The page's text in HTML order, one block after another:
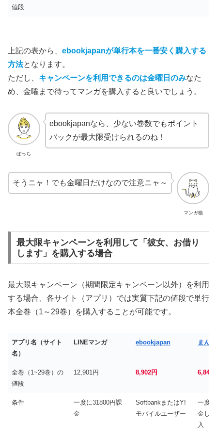
値段
上記の表から、 ebookjapanが単行本を一番安く購入する
方法となります。
ただし、 キャンペーンを利用できるのは金曜日のみなた
め、金曜まで待ってマンガを購入すると良いでしょう。
ぼっち
ebookjapanなら、少ない巻数でもポイント
バックが最大限受けられるのね！
マンガ猫
そうニャ！でも金曜日だけなので注意ニャ～
最大限キャンペーンを利用して「彼女、お借り
します」を購入する場合
最大限キャンペーン（期間限定キャンペーン以外）を利用
する場合、各サイト（アプリ）では実質下記の値段で単行
本全巻（1～29巻）を購入することが可能です。
アプリ名（サイト
名）
LINEマンガ ebookjapan まん
全巻（1~29巻）の
値段
12,901円 8,902円 6,848
条件
一度に31800円課
金
SoftbankまたはY!
モバイルユーザー
一度
金し
入